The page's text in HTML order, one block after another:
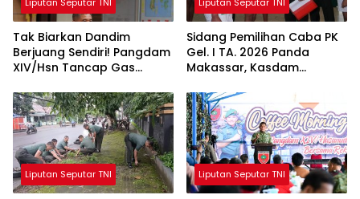
Liputan Seputar TNI
Tak Biarkan Dandim
Berjuang Sendiri! Pangdam
XIV/Hsn Tancap Gas
KDKMP dengan Inovasi
Workshop
Liputan Seputar TNI
Sidang Pemilihan Caba PK
Gel. I TA. 2026 Panda
Makassar, Kasdam
Profesional dan Objektif
Liputan Seputar TNI Liputan Seputar TNI